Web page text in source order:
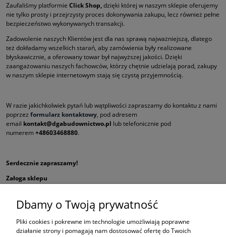
Zaufaliśmy platformie Click Shop,dzięki której w naszym sklepie oferujemy
nie tylko prosty i przejrzysty proces dokonywania zakupu, lecz również pełne
bezpieczeństwo wykonywanych transakcji.
Zadowolenie naszych Klientów jest dla nas sprawą najważniejszą, dlatego
też dokładamy wszelkich starań, aby zamówienia były realizowane
błyskawicznie, a oferowany towar był najwyższej jakości. Dzięki
zaangażowaniu naszych fachowców, którzy chętnie udzielają porad, zakupy
w naszym sklepie internetowym stają się czystą przyjemnością.
W razie jakichkolwiek pytań lub wątpliwości zapraszamy do kontaktu z nami
poprzez formularz kontaktowy, pod adresem
email kontakt@dgabudownictwo.pl lub telefonicznie pod
numerem+48603468880.
Serdecznie zapraszamy!
Załoga sklepu
Dbamy o Twoją prywatność
Pliki cookies i pokrewne im technologie umożliwiają poprawne
działanie strony i pomagają nam dostosować ofertę do Twoich